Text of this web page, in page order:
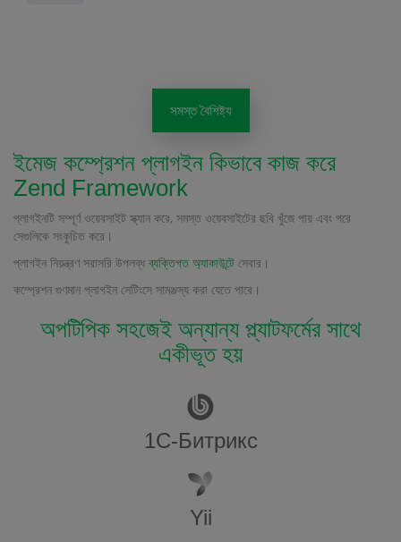
সমস্ত বৈশিষ্ট্য
ইমেজ কম্প্রেশন প্লাগইন কিভাবে কাজ করে
Zend Framework
প্লাগইনটি সম্পূর্ণ ওয়েবসাইট স্ক্যান করে, সমস্ত ওয়েবসাইটের ছবি খুঁজে পায় এবং পরে
সেগুলিকে সংকুচিত করে।
প্লাগইন নিয়ন্ত্রণ সরাসরি উপলব্ধব্যক্তিগত অ্যাকাউন্টে সেবার।
কম্প্রেশন গুণমান প্লাগইন সেটিংসে সামঞ্জস্য করা যেতে পারে।
অপটিপিক সহজেই অন্যান্য প্ল্যাটফর্মের সাথে
একীভূত হয়
1С-Битрикс
Yii